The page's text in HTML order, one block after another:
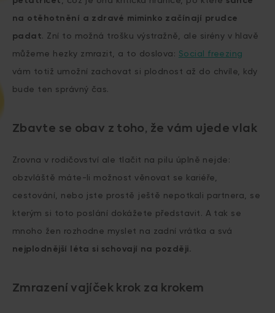
na otěhotnění a zdravé miminko začínají prudce
padat. Zní to možná trošku výstražně, ale sirény v hlavě
můžeme hezky zmrazit, a to doslova: Social freezing
vám totiž umožní zachovat si plodnost až do chvíle, kdy
bude ten správný čas.
Zbavte se obav z toho, že vám ujede vlak
Zrovna v rodičovství ale tlačit na pilu úplně nejde:
obzvláště máte-li možnost věnovat se kariéře,
cestování, nebo jste prostě ještě nepotkali partnera, se
kterým si toto poslání dokážete představit. A tak se
mnoho žen rozhodne myslet na zadní vrátka a svá
nejplodnější léta si schovají na později.
Zmrazení vajíček krok za krokem